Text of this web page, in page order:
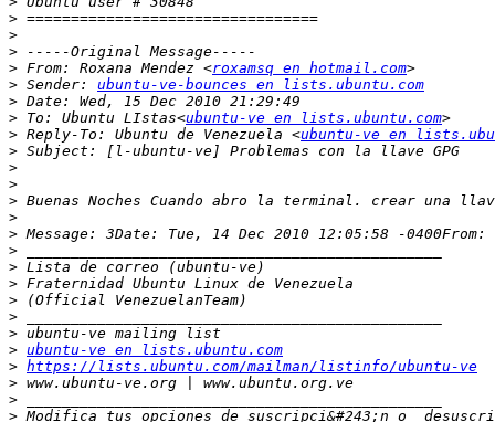
>
>
>
> From: Roxana Mendez <roxamsq en hotmail.com
> Sender: ubuntu-ve-bounces en lists.ubuntu.com
>
> To: Ubuntu LIstas<ubuntu-ve en lists.ubuntu.com
> Reply-To: Ubuntu de Venezuela <ubuntu-ve en
>
>
>
>
>
> Message: 3Date: Tue, 14 Dec 2010 12:05:58 -
>
>
>
>
>
>
> ubuntu-ve en lists.ubuntu.com
> https://lists.ubuntu.com/mailman/listinfo/ubuntu-ve
>
>
> Modifica tus opciones de suscripci&#243;n o